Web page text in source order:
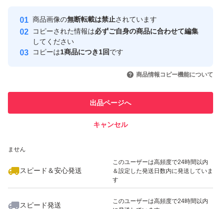
安心取引出品者
心・安全なユーザーです
取引実績
引を完了させた実績があります
での取引実績があります
ません
スピード＆安心発送
このユーザーは高頻度で24時間以内
＆設定した発送日数内に発送していま
す
スピード発送
このユーザーは高頻度で24時間以内
商品画像の無断転載は禁止されています
コピーされた情報は必ずご自身の商品に合わせて編集
してください
コピーは1商品につき1回です
商品情報コピー機能について
出品ページへ
キャンセル